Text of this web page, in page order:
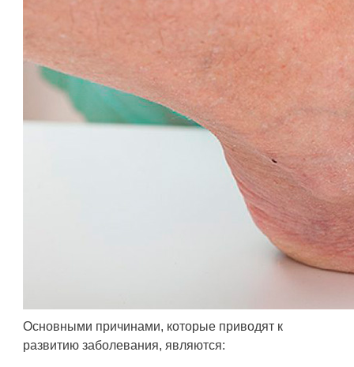
Основными причинами, которые приводят к
развитию заболевания, являются: